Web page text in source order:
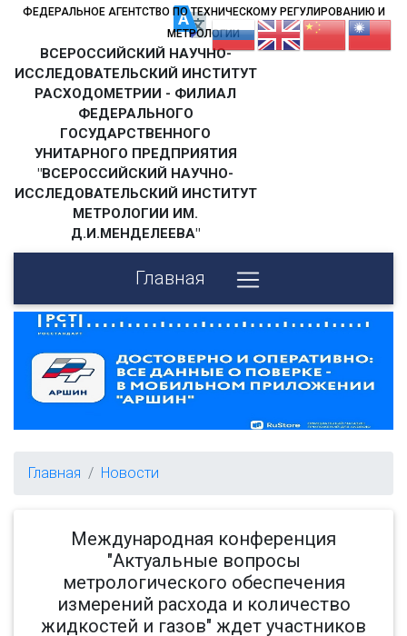
ФЕДЕРАЛЬНОЕ АГЕНТСТВО ПО ТЕХНИЧЕСКОМУ РЕГУЛИРОВАНИЮ И
МЕТРОЛОГИИ
ВСЕРОССИЙСКИЙ НАУЧНО-
ИССЛЕДОВАТЕЛЬСКИЙ ИНСТИТУТ
РАСХОДОМЕТРИИ - ФИЛИАЛ
ФЕДЕРАЛЬНОГО
ГОСУДАРСТВЕННОГО
УНИТАРНОГО ПРЕДПРИЯТИЯ
"ВСЕРОССИЙСКИЙ НАУЧНО-
ИССЛЕДОВАТЕЛЬСКИЙ ИНСТИТУТ
МЕТРОЛОГИИ ИМ.
Д.И.МЕНДЕЛЕЕВА"
Главная
Главная Новости
Международная конференция
"Актуальные вопросы
метрологического обеспечения
измерений расхода и количество
жидкостей и газов" ждет участников